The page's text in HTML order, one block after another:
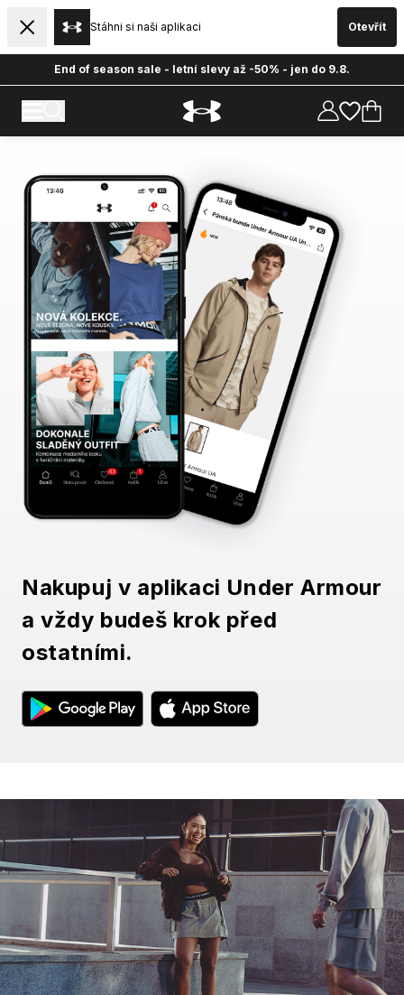
Stáhni si naši aplikaci Otevřít
End of season sale - letní slevy až -50% - jen do 9.8.
Nakupuj v aplikaci Under Armour
a vždy budeš krok před
ostatními.